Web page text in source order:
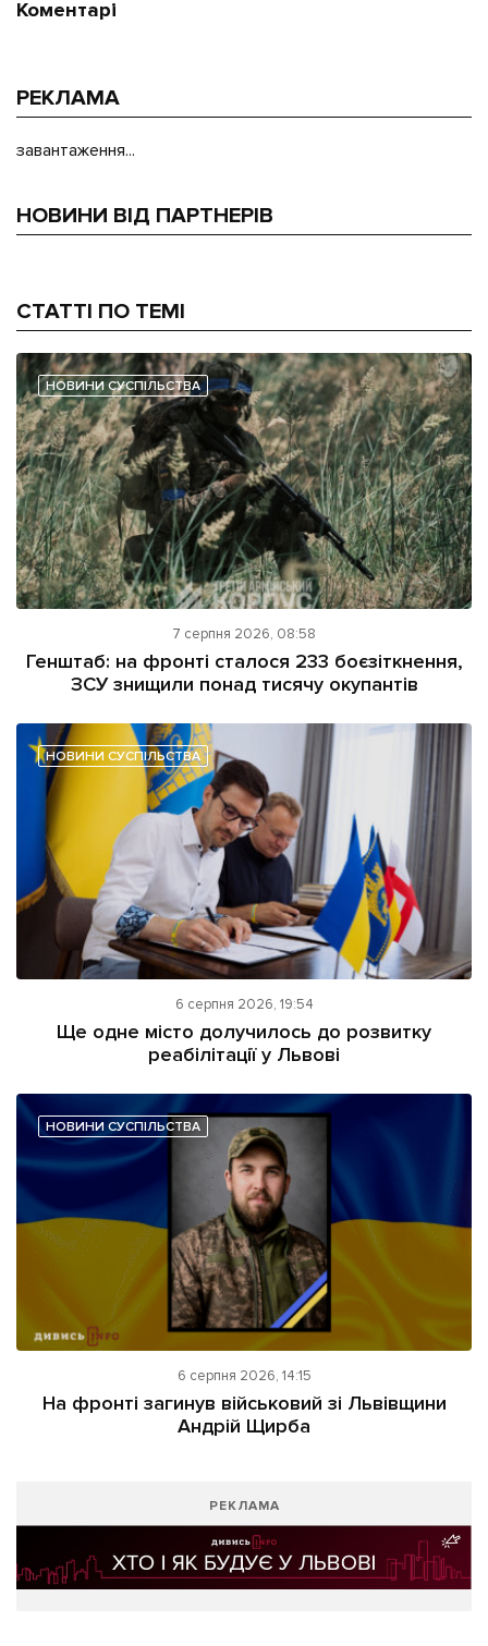
Коментарі
РЕКЛАМА
завантаження...
НОВИНИ ВІД ПАРТНЕРІВ
СТАТТІ ПО ТЕМІ
НОВИНИ СУСПІЛЬСТВА
7 серпня 2026, 08:58
Генштаб: на фронті сталося 233 боєзіткнення,
ЗСУ знищили понад тисячу окупантів
НОВИНИ СУСПІЛЬСТВА
6 серпня 2026, 19:54
Ще одне місто долучилось до розвитку
реабілітації у Львові
НОВИНИ СУСПІЛЬСТВА
6 серпня 2026, 14:15
На фронті загинув військовий зі Львівщини
Андрій Щирба
РЕКЛАМА